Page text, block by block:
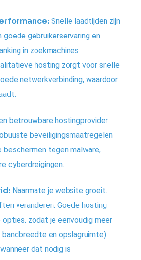
Snelle laadtijden zijn
goede gebruikerservaring en
in zoekmachines
hosting zorgt voor snelle
netwerkverbinding, waardoor
betrouwbare hostingprovider
beveiligingsmaatregelen
tegen malware,
cyberdreigingen.
Naarmate je website groeit,
veranderen. Goede hosting
opties, zodat je eenvoudig meer
en opslagruimte)
dat nodig is